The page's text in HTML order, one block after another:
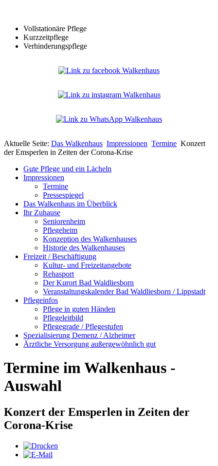
Vollstationäre Pflege
Kurzzeitpflege
Verhinderungspflege
Aktuelle Seite: Das Walkenhaus Impressionen Termine Konzert
der Emsperlen in Zeiten der Corona-Krise
Gute Pflege und ein Lächeln
Impressionen
Termine
Pressespiegel
Das Walkenhaus im Überblick
Ihr Zuhause
Seniorenheim
Pflegeheim
Konzeption des Walkenhauses
Historie des Walkenhauses
Freizeit / Beschäftigung
Kultur- und Freizeitangebote
Rehasport
Der Kurort Bad Waldliesborn
Veranstaltungskalender Bad Waldliesborn / Lippstadt
Pflegeinfos
Pflege in guten Händen
Pflegeleitbild
Pflegegrade / Pflegestufen
Spezialisierung Demenz / Alzheimer
Ärztliche Versorgung außergewöhnlich gut
Termine im Walkenhaus -
Auswahl
Konzert der Emsperlen in Zeiten der
Corona-Krise